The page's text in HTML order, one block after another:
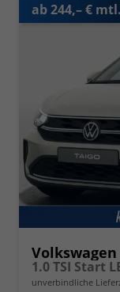
ab 244,– € mtl.
Volkswagen
1.0 TSI Start
unverbindliche